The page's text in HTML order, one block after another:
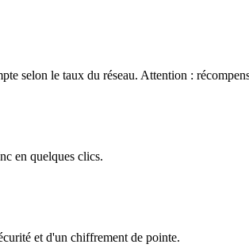
selon le taux du réseau. Attention :
en quelques clics.
et d'un chiffrement de pointe.